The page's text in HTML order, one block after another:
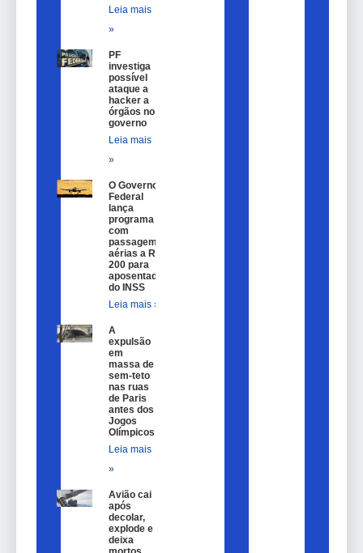
Leia mais
»
PF
investiga
possível
ataque a
hacker a
órgãos no
governo
Leia mais
»
O Governo
Federal
lança
programa
com
passagem
aérias a R$
200 para
aposentados
do INSS
Leia mais »
A
expulsão
em
massa de
sem-teto
nas ruas
de Paris
antes dos
Jogos
Olímpicos
Leia mais
»
Avião cai
após
decolar,
explode e
deixa